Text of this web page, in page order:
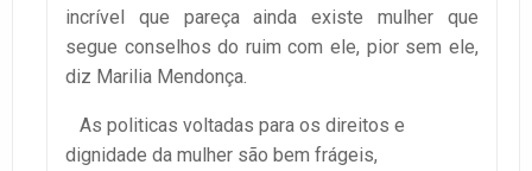
incrível que pareça ainda existe mulher que
segue conselhos do ruim com ele, pior sem ele,
diz Marilia Mendonça.
As politicas voltadas para os direitos e
dignidade da mulher são bem frágeis,